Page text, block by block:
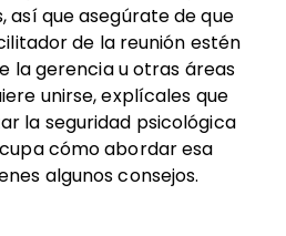
así que asegúrate de que
de la reunión estén
la gerencia u otras áreas
unirse, explícales que
la seguridad psicológica
cómo abordar esa
algunos consejos.